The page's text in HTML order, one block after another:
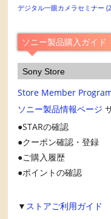
カ
ブ
デジタル一眼カメラセミナー
ソニー製品購入ガイド
Sony Store
Store Member
ソニー製品情報ページ
STARの確認
クーポン確認・登録
ご購入履歴
ポイントの確認
▼ ストアご利用ガイド